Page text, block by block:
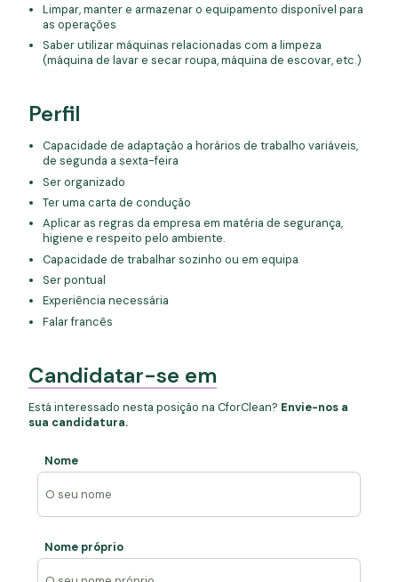
Limpar, manter e armazenar o equipamento disponível para
as operações
Saber utilizar máquinas relacionadas com a limpeza
(máquina de lavar e secar roupa, máquina de escovar, etc.)
Perfil
Capacidade de adaptação a horários de trabalho variáveis,
de segunda a sexta-feira
Ser organizado
Ter uma carta de condução
Aplicar as regras da empresa em matéria de segurança,
higiene e respeito pelo ambiente.
Capacidade de trabalhar sozinho ou em equipa
Ser pontual
Experiência necessária
Falar francês
Candidatar-se em
Está interessado nesta posição na CforClean? Envie-nos a
sua candidatura.
Nome
Nome próprio